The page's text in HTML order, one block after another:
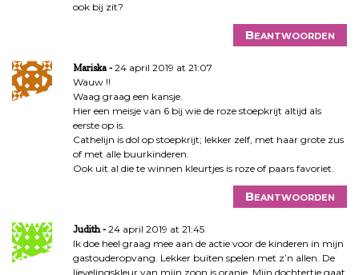
ook bij zit?
Beantwoorden
Mariska
24 april 2019 at 21:07
Wauw !!
Waag graag een kansje.
Hier een meisje van 6 bij wie de roze stoepkrijt altijd als
eerste op is.
Cathelijn is dol op stoepkrijt; lekker zelf, met haar grote zus
of met alle buurkinderen.
Ook uit al die te winnen kleurtjes is roze of paars favoriet.
Beantwoorden
Judith
24 april 2019 at 21:45
Ik doe heel graag mee aan de actie voor de kinderen in mijn
gastouderopvang. Lekker buiten spelen met z’n allen. De
lievelingskleur van mijn zoon is oranje. Mijn dochtertje gaat